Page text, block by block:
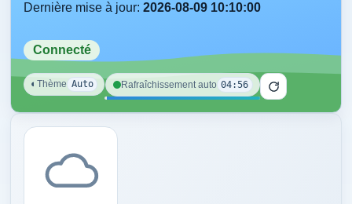
Dernière mise à jour:2026-08-09 10:10:00
Connecté
◐Thème Auto Rafraîchissement auto 04:56